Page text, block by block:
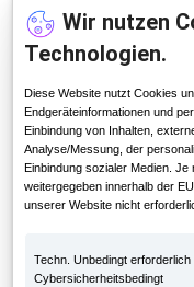
Wir nutzen
Technologien.
Diese Website nutzt Cookies
Endgeräteinformationen und
Einbindung von Inhalten,
Analyse/Messung, der
Einbindung sozialer Medien.
weitergegeben innerhalb der
unserer Website nicht
Techn. Unbedingt erforderlich
Cybersicherheitsbedingt